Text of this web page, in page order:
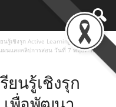
นรู้เชิงรุก Active Learning : AL เพื่อ
นและคลิปการสอน วันที่ 7 พฤษภาคม...
ยนรู้เชิงรุก